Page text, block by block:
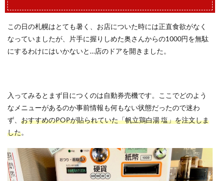
この日の札幌はとても暑く、お店についた時には正直食欲がなく
なっていましたが、片手に握りしめた奥さんからの1000円を無駄
にするわけにはいかないと…店のドアを開きました。
入ってみるとまず目につくのは自動券売機です。ここでどのよう
なメニューがあるのか事前情報も何もない状態だったので迷わ
ず、 おすすめのPOPが貼られていた「帆立鶏白湯 塩」を注文しま
した。